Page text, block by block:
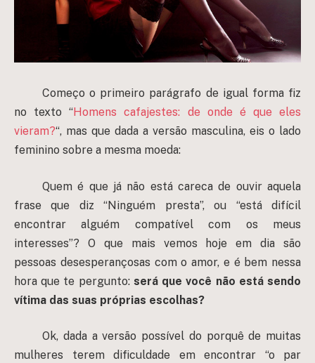
Começo o primeiro parágrafo de igual forma fiz
no texto “Homens cafajestes: de onde é que eles
vieram?“, mas que dada a versão masculina, eis o lado
feminino sobre a mesma moeda:
Quem é que já não está careca de ouvir aquela
frase que diz “Ninguém presta”, ou “está difícil
encontrar alguém compatível com os meus
interesses”? O que mais vemos hoje em dia são
pessoas desesperançosas com o amor, e é bem nessa
hora que te pergunto:será que você não está sendo
vítima das suas próprias escolhas?
Ok, dada a versão possível do porquê de muitas
mulheres terem dificuldade em encontrar “o par